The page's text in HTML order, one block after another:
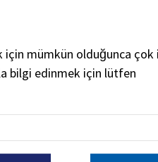
için mümkün olduğunca çok
bilgi edinmek için lütfen